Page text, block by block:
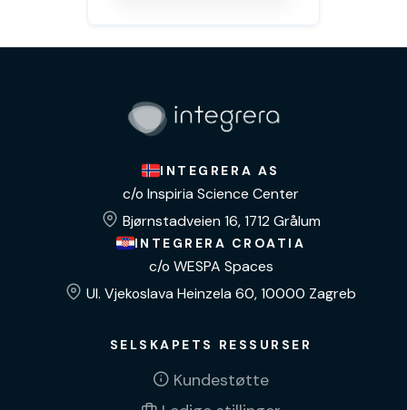
INTEGRERA AS
c/o Inspiria Science Center
Bjørnstadveien 16, 1712 Grålum
INTEGRERA CROATIA
c/o WESPA Spaces
Ul. Vjekoslava Heinzela 60, 10000 Zagreb
SELSKAPETS RESSURSER
Kundestøtte